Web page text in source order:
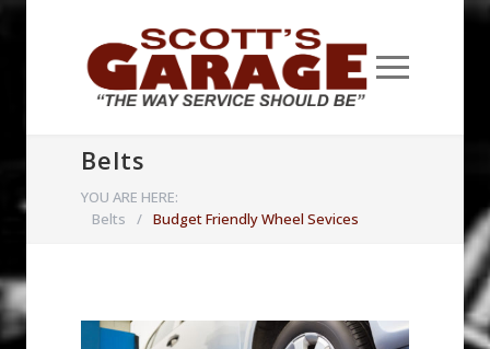
Belts
YOU ARE HERE:
Belts
/ Budget Friendly Wheel Sevices